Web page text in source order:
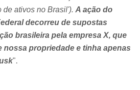
de ativos no Brasil'). A ação do
decorreu de supostas
brasileira pela empresa X, que
nossa propriedade e tinha apenas
".